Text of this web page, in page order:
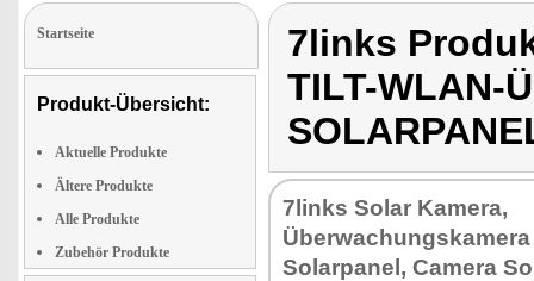
Startseite
Produkt-Übersicht:
Aktuelle Produkte
Ältere Produkte
Alle Produkte
Zubehör Produkte
7links
TILT-WLAN-
7links Solar Kamera,
Solarpanel, Camera